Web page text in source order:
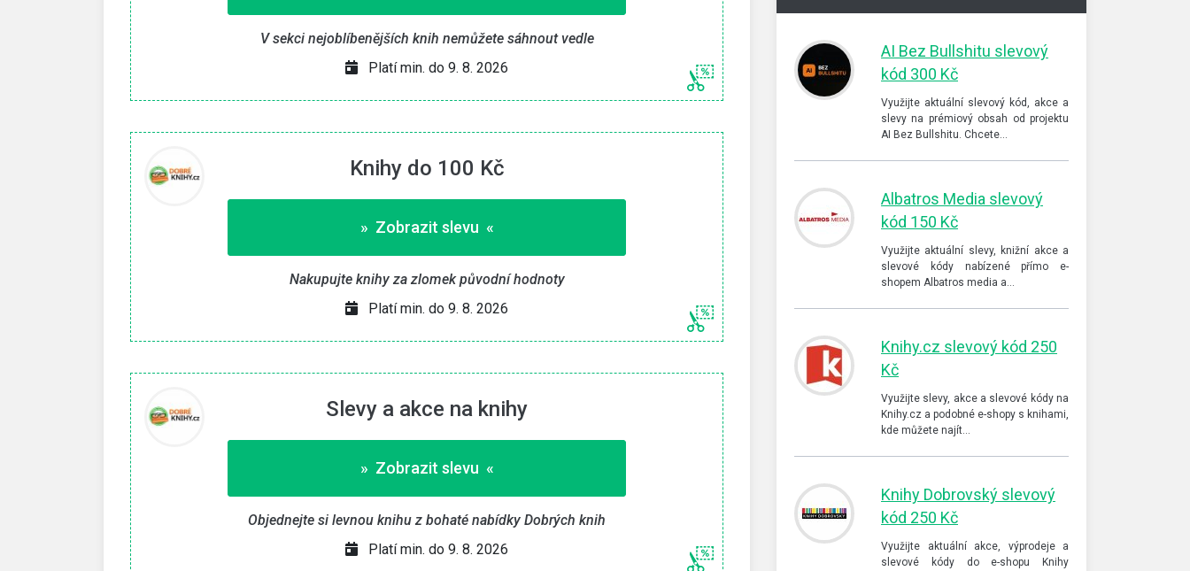
V sekci nejoblíbenějších knih nemůžete sáhnout vedle
Platí min. do 9. 8. 2026
Knihy do 100 Kč
» Zobrazit slevu «
Nakupujte knihy za zlomek původní hodnoty
Platí min. do 9. 8. 2026
Slevy a akce na knihy
» Zobrazit slevu «
Objednejte si levnou knihu z bohaté nabídky Dobrých knih
Platí min. do 9. 8. 2026
AI Bez Bullshitu slevový
kód 300 Kč
Využijte aktuální slevový kód, akce a
slevy na prémiový obsah od projektu
AI Bez Bullshitu. Chcete…
Albatros Media slevový
kód 150 Kč
Využijte aktuální slevy, knižní akce a
slevové kódy nabízené přímo e-
shopem Albatros media a…
Knihy.cz slevový kód 250
Kč
Využijte slevy, akce a slevové kódy na
Knihy.cz a podobné e-shopy s knihami,
kde můžete najít…
Knihy Dobrovský slevový
kód 250 Kč
Využijte aktuální akce, výprodeje a
slevové kódy do e-shopu Knihy